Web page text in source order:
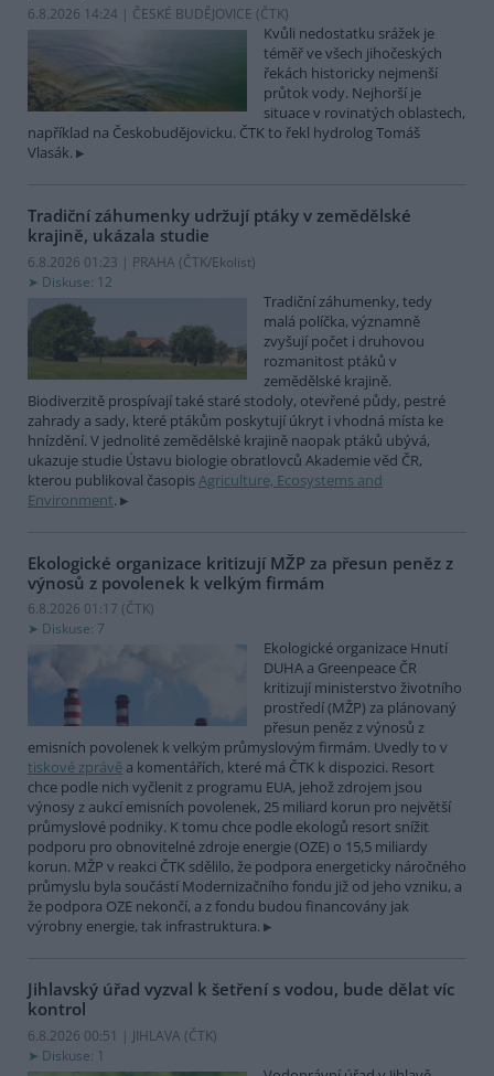
6.8.2026 14:24 | ČESKÉ BUDĚJOVICE (ČTK)
Kvůli nedostatku srážek je
téměř ve všech jihočeských
řekách historicky nejmenší
průtok vody. Nejhorší je
situace v rovinatých oblastech,
například na Českobudějovicku. ČTK to řekl hydrolog Tomáš
Vlasák.
Tradiční záhumenky udržují ptáky v zemědělské
krajině, ukázala studie
6.8.2026 01:23 | PRAHA (ČTK/Ekolist)
Diskuse: 12
Tradiční záhumenky, tedy
malá políčka, významně
zvyšují počet i druhovou
rozmanitost ptáků v
zemědělské krajině.
Biodiverzitě prospívají také staré stodoly, otevřené půdy, pestré
zahrady a sady, které ptákům poskytují úkryt i vhodná místa ke
hnízdění. V jednolité zemědělské krajině naopak ptáků ubývá,
ukazuje studie Ústavu biologie obratlovců Akademie věd ČR,
kterou publikoval časopisAgriculture, Ecosystems and
Environment.
Ekologické organizace kritizují MŽP za přesun peněz z
výnosů z povolenek k velkým firmám
6.8.2026 01:17 (ČTK)
Diskuse: 7
Ekologické organizace Hnutí
DUHA a Greenpeace ČR
kritizují ministerstvo životního
prostředí (MŽP) za plánovaný
přesun peněz z výnosů z
emisních povolenek k velkým průmyslovým firmám. Uvedly to v
tiskové zprávě a komentářích, které má ČTK k dispozici. Resort
chce podle nich vyčlenit z programu EUA, jehož zdrojem jsou
výnosy z aukcí emisních povolenek, 25 miliard korun pro největší
průmyslové podniky. K tomu chce podle ekologů resort snížit
podporu pro obnovitelné zdroje energie (OZE) o 15,5 miliardy
korun. MŽP v reakci ČTK sdělilo, že podpora energeticky náročného
průmyslu byla součástí Modernizačního fondu již od jeho vzniku, a
že podpora OZE nekončí, a z fondu budou financovány jak
výrobny energie, tak infrastruktura.
Jihlavský úřad vyzval k šetření s vodou, bude dělat víc
kontrol
6.8.2026 00:51 | JIHLAVA (ČTK)
Diskuse: 1